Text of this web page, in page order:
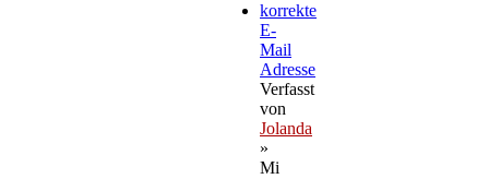
korrekte
E-
Mail
Adresse
Verfasst
von
Jolanda
»
Mi